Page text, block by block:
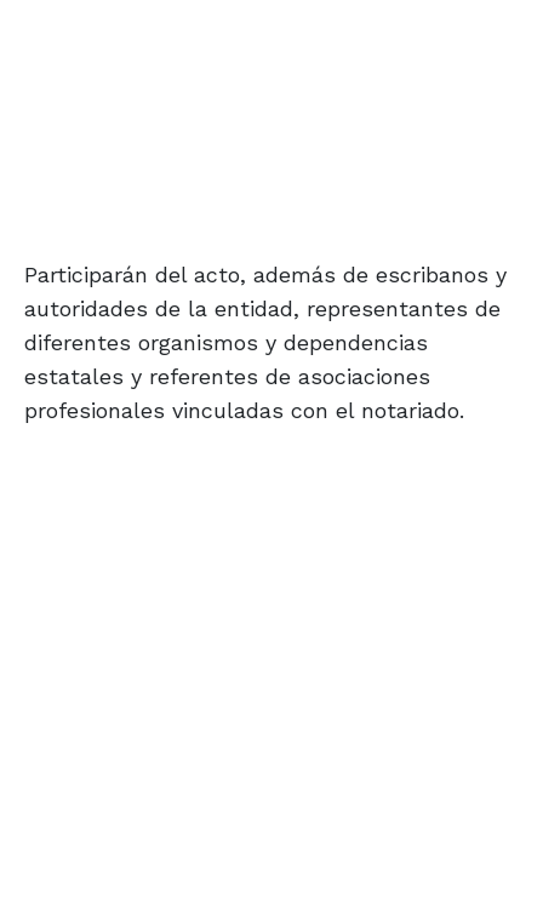
Participarán del acto, además de escribanos y
autoridades de la entidad, representantes de
diferentes organismos y dependencias
estatales y referentes de asociaciones
profesionales vinculadas con el notariado.